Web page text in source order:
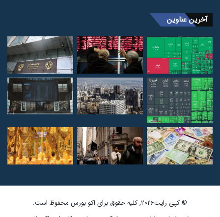
آخرین عناوین
© کپی رایت2026, کلیه حقوق برای اکو بورس محفوظ است.